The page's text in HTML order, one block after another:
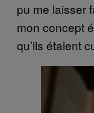
pu me laisser
mon concept
qu’ils étaient